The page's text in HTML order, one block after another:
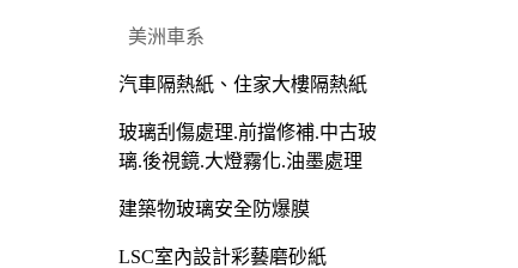
美洲車系
汽車隔熱紙、住家大樓隔熱紙
玻璃刮傷處理.前擋修補.中古玻
璃.後視鏡.大燈霧化.油墨處理
建築物玻璃安全防爆膜
LSC室內設計彩藝磨砂紙